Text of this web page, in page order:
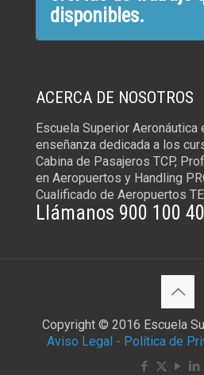
disponibles.
ACERCA DE NOSOTROS
Escuela Superior Aeronáutica
enseñanza dedicada a los
Cabina de Pasajeros TCP,
en Aeropuertos y Handling
Cualificado de Aeropuertos
Llámanos 900 100
Copyright © 2016 Escuela
Aviso Legal - Política de